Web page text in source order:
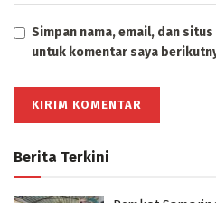
Simpan nama, email, dan
untuk komentar saya
Berita Terkini